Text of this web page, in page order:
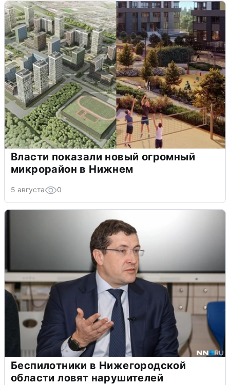
Власти показали новый огромный
микрорайон в Нижнем
5 августа 0
Беспилотники в Нижегородской
области ловят нарушителей